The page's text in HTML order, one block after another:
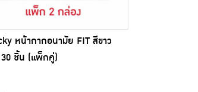
หน้ากากอนามัย FIT สีขาว
ชิ้น (แพ็กคู่)